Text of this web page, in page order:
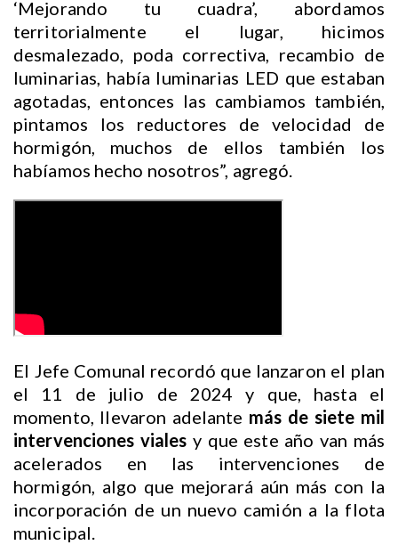
‘Mejorando tu cuadra’, abordamos
territorialmente el lugar, hicimos
desmalezado, poda correctiva, recambio de
luminarias, había luminarias LED que estaban
agotadas, entonces las cambiamos también,
pintamos los reductores de velocidad de
hormigón, muchos de ellos también los
habíamos hecho nosotros”, agregó.
El Jefe Comunal recordó que lanzaron el plan
el 11 de julio de 2024 y que, hasta el
momento, llevaron adelante más de siete mil
intervenciones viales y que este año van más
acelerados en las intervenciones de
hormigón, algo que mejorará aún más con la
incorporación de un nuevo camión a la flota
municipal.